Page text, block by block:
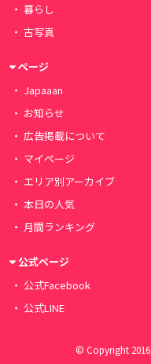
暮らし
古写真
ページ
Japaaan
お知らせ
広告掲載について
マイページ
エリア別アーカイブ
本日の人気
月間ランキング
公式ページ
公式Facebook
公式LINE
© Copyright